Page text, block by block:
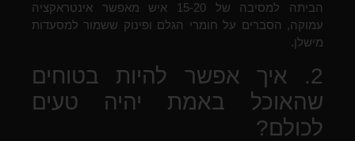
הביתה למסיבה של 15-20 איש מאפשר אינטראקציה
עמוקה, הסברים על חומרי הגלם ופינוק ששמור למסעדות
מישלן.
2. איך אפשר להיות בטוחים
שהאוכל באמת יהיה טעים
לכולם?